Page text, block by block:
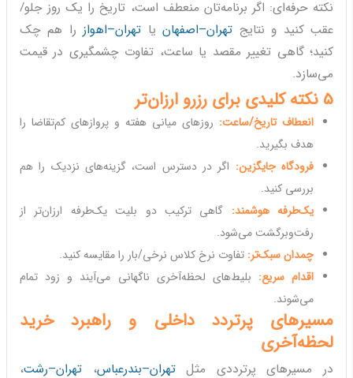
نکته حرفه‌ای: اگر برنامه‌تان منعطف است، تاریخ را یک روز جلو/
عقب کنید و نتایج تهران–اصفهانیا تهران–اهوازرا هم چک
کنید؛ گاهی تغییر مقصد یا ساعت، تفاوت چشمگیری در قیمت
می‌سازد.
5 نکته کلیدی برای رزرو ارزان‌تر
انعطاف تاریخ/ساعت: روزهای میانی هفته و پروازهای کم‌تقاضا را
هدف بگیرید.
فرودگاه جایگزین: اگر در دسترس است، گزینه‌های نزدیک را هم
بررسی کنید.
یک‌طرفه هوشمند: گاهی ترکیب دو بلیت یک‌طرفه ارزان‌تر از
رفت‌وبرگشت می‌شود.
چمدان سبک‌تر: تفاوت نرخ کلاس نرخی/بار را مقایسه کنید.
اقدام سریع: بلیط‌های لحظه‌آخری ناگهانی می‌آیند و زود تمام
می‌شوند.
مسیرهای پرتردد داخلی و راهبرد خرید
لحظه‌آخری
در مسیرهای پرترددی مثلتهران–بندرعباس، تهران–رشت،